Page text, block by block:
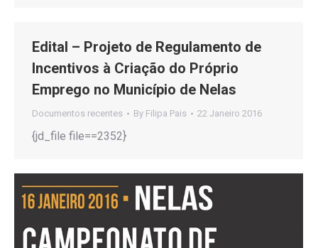
Edital – Projeto de Regulamento de
Incentivos à Criação do Próprio
Emprego no Município de Nelas
Documentos recentes By Filipa Pais 22 Janeiro 2016
{jd_file file==2352}